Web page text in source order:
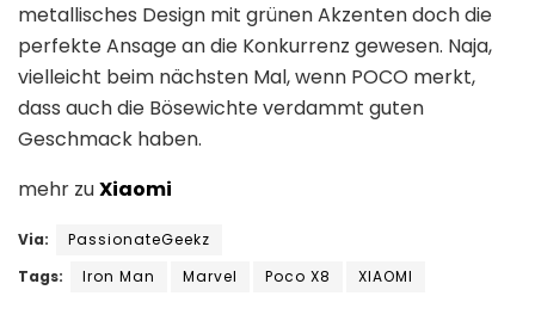
metallisches Design mit grünen Akzenten doch die
perfekte Ansage an die Konkurrenz gewesen. Naja,
vielleicht beim nächsten Mal, wenn POCO merkt,
dass auch die Bösewichte verdammt guten
Geschmack haben.
mehr zuXiaomi
Via:
PassionateGeekz
Tags:
Iron Man Marvel Poco X8 XIAOMI